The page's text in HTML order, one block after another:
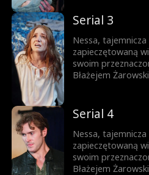
Dopiero gdy życie
pojawia się
prawdę – lecz czy
Serial 3
Nessa,
zapieczętowaną
swoim
Błażejem
Dopiero gdy życie
pojawia się
prawdę – lecz czy
Serial 4
Nessa,
zapieczętowaną
swoim
Błażejem